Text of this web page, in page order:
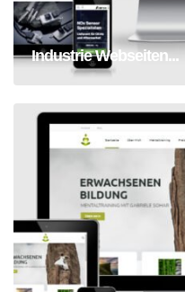
Industrie Webseiten...